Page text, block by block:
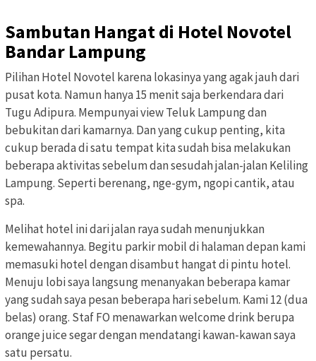
Sambutan Hangat di Hotel Novotel
Bandar Lampung
Pilihan Hotel Novotel karena lokasinya yang agak jauh dari
pusat kota. Namun hanya 15 menit saja berkendara dari
Tugu Adipura. Mempunyai view Teluk Lampung dan
bebukitan dari kamarnya. Dan yang cukup penting, kita
cukup berada di satu tempat kita sudah bisa melakukan
beberapa aktivitas sebelum dan sesudah jalan-jalan Keliling
Lampung. Seperti berenang, nge-gym, ngopi cantik, atau
spa.
Melihat hotel ini dari jalan raya sudah menunjukkan
kemewahannya. Begitu parkir mobil di halaman depan kami
memasuki hotel dengan disambut hangat di pintu hotel.
Menuju lobi saya langsung menanyakan beberapa kamar
yang sudah saya pesan beberapa hari sebelum. Kami 12 (dua
belas) orang. Staf FO menawarkan welcome drink berupa
orange juice segar dengan mendatangi kawan-kawan saya
satu persatu.